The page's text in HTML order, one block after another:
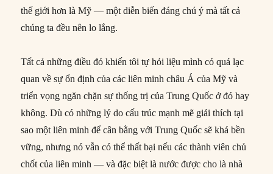
thế giới hơn là Mỹ — một diễn biến đáng chú ý mà tất cả
chúng ta đều nên lo lắng.
Tất cả những điều đó khiến tôi tự hỏi liệu mình có quá lạc
quan về sự ổn định của các liên minh châu Á của Mỹ và
triển vọng ngăn chặn sự thống trị của Trung Quốc ở đó hay
không. Dù có những lý do cấu trúc mạnh mẽ giải thích tại
sao một liên minh để cân bằng với Trung Quốc sẽ khá bền
vững, nhưng nó vẫn có thể thất bại nếu các thành viên chủ
chốt của liên minh — và đặc biệt là nước được cho là nhà